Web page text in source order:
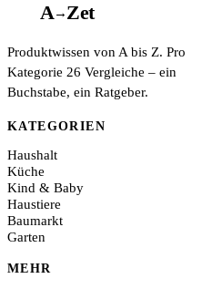
A→Zet
Produktwissen von A bis Z. Pro
Kategorie 26 Vergleiche – ein
Buchstabe, ein Ratgeber.
KATEGORIEN
Haushalt
Küche
Kind & Baby
Haustiere
Baumarkt
Garten
MEHR